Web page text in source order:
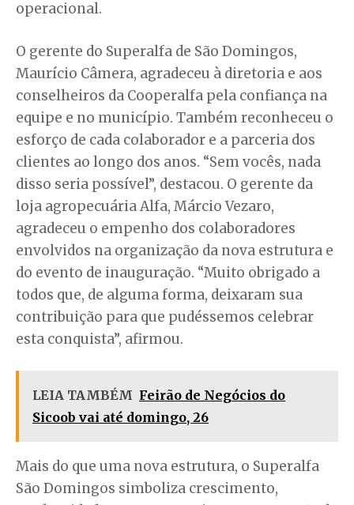
operacional.
O gerente do Superalfa de São Domingos,
Maurício Câmera, agradeceu à diretoria e aos
conselheiros da Cooperalfa pela confiança na
equipe e no município. Também reconheceu o
esforço de cada colaborador e a parceria dos
clientes ao longo dos anos. “Sem vocês, nada
disso seria possível”, destacou. O gerente da
loja agropecuária Alfa, Márcio Vezaro,
agradeceu o empenho dos colaboradores
envolvidos na organização da nova estrutura e
do evento de inauguração. “Muito obrigado a
todos que, de alguma forma, deixaram sua
contribuição para que pudéssemos celebrar
esta conquista”, afirmou.
LEIA TAMBÉM Feirão de Negócios do
Sicoob vai até domingo, 26
Mais do que uma nova estrutura, o Superalfa
São Domingos simboliza crescimento,